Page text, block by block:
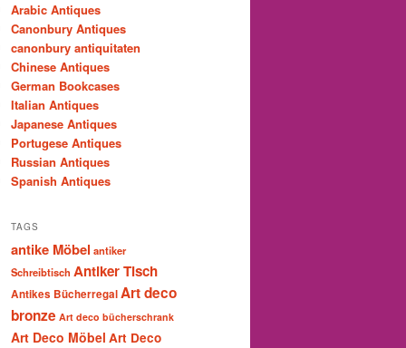
Arabic Antiques
Canonbury Antiques
canonbury antiquitaten
Chinese Antiques
German Bookcases
Italian Antiques
Japanese Antiques
Portugese Antiques
Russian Antiques
Spanish Antiques
TAGS
antike Möbel antiker
Schreibtisch Antiker Tisch
Antikes BücherregalArt deco
bronze Art deco bücherschrank
Art Deco Möbel Art Deco